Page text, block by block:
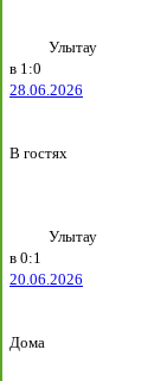
Улытау
в 1:0
28.06.2026
В гостях
Улытау
в 0:1
20.06.2026
Дома